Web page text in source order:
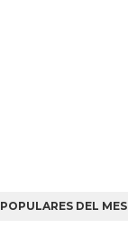
POPULARES DEL MES